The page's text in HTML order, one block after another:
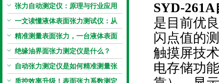
张力自动测定仪：原理与行业应用
解析
一文读懂液体表面张力测试仪：从
原理到应用全掌握
精准测量表面张力，一台液体表面
张力系数测量仪就够了
绝缘油界面张力测定仪是什么？
自动张力测定仪是如何精准测量张
力的？
质控效率升级！表面张力系数测定
SYD-
是目前优
闪点值的
触摸屏技
电存储功